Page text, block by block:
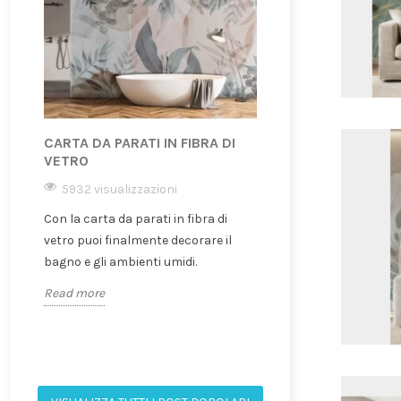
CARTA DA PARATI IN FIBRA DI
VETRO
5932 visualizzazioni
Con la carta da parati in fibra di
vetro puoi finalmente decorare il
bagno e gli ambienti umidi.
Read more
CARTA DA
Carta da parati
qualità ha? Quando
Come applicare la